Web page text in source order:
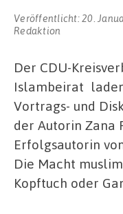
Veröffentlicht:20.
Redaktion
Der CDU-
Islambeirat laden
Vortrags- und
der Autorin Zana
Erfolgsautorin
Die Macht
Kopftuch oder